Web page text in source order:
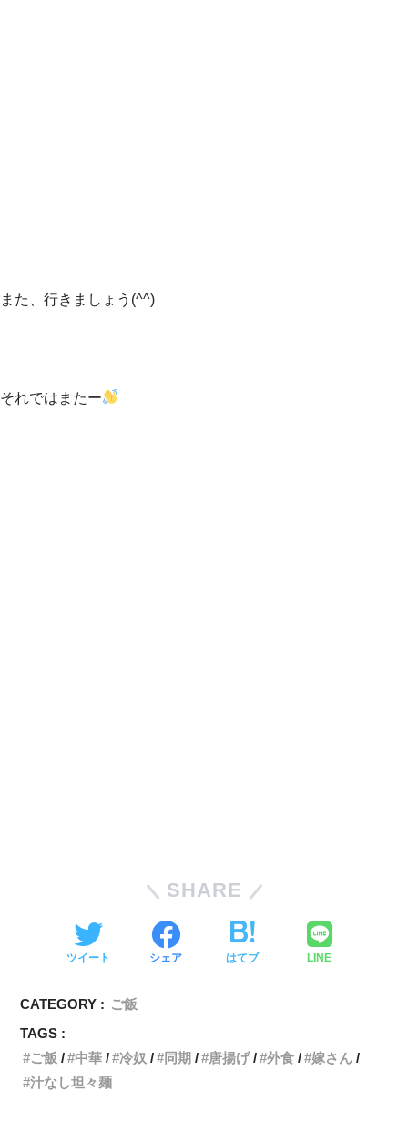
また、行きましょう(^^)
それではまたー
SHARE
ツイート シェア はてブ LINE
CATEGORY : ご飯
TAGS :
ご飯
中華 冷奴 同期 唐揚げ 外食
嫁さん
汁なし坦々麺